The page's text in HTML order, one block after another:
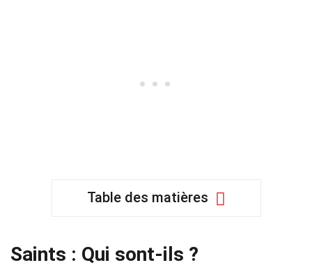
Table des matières
Saints : Qui sont-ils ?